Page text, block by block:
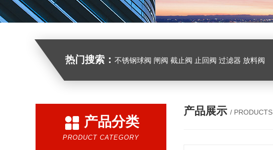
热门搜索： 不锈钢球阀 闸阀 截止阀 止回阀 过滤器 放料阀
产品分类
PRODUCT CATEGORY
产品展示 / PRODUCTS